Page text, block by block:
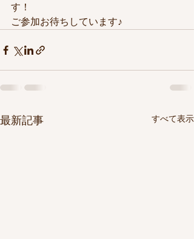
す！
ご参加お待ちしています♪
最新記事 すべて表示